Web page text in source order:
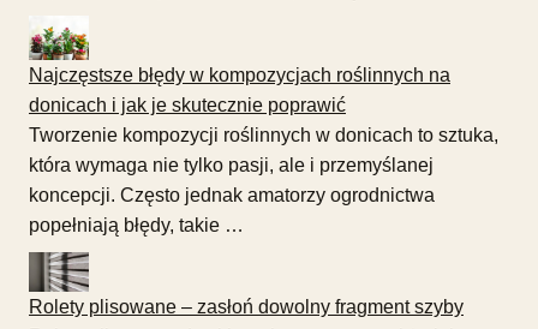
Najczęstsze błędy w kompozycjach roślinnych na
donicach i jak je skutecznie poprawić
Tworzenie kompozycji roślinnych w donicach to sztuka,
która wymaga nie tylko pasji, ale i przemyślanej
koncepcji. Często jednak amatorzy ogrodnictwa
popełniają błędy, takie …
Rolety plisowane – zasłoń dowolny fragment szyby